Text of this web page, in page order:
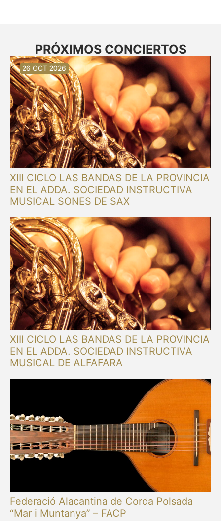
PRÓXIMOS CONCIERTOS
XIII CICLO LAS BANDAS DE LA PROVINCIA
EN EL ADDA. SOCIEDAD INSTRUCTIVA
MUSICAL SONES DE SAX
30 AGO 2026
XIII CICLO LAS BANDAS DE LA PROVINCIA
EN EL ADDA. SOCIEDAD INSTRUCTIVA
MUSICAL DE ALFAFARA
30 AGO 2026
Federació Alacantina de Corda Polsada
“Mar i Muntanya” – FACP
13 SEP 2026
20 SEP 2026
20 SEP 2026
26 SEP 2026
03 OCT 2026
16 OCT 2026
26 OCT 2026